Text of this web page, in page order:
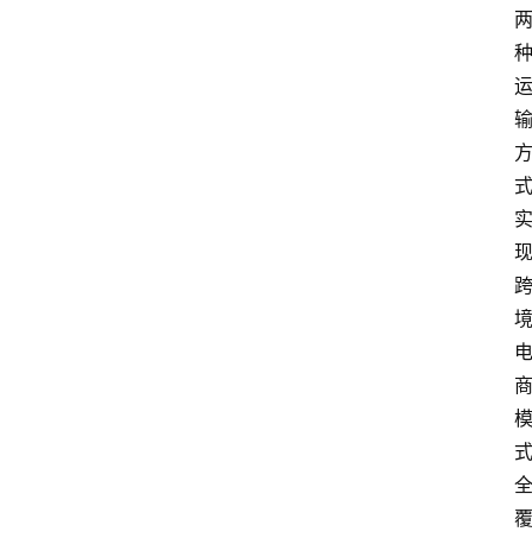
两
种
运
输
方
式
实
现
跨
境
电
商
模
式
全
覆